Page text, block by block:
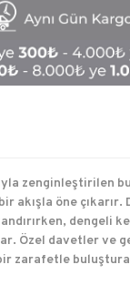
zenginleştirilen
akışla öne çıkarır.
dengeli
Özel davetler ve
bir zarafetle